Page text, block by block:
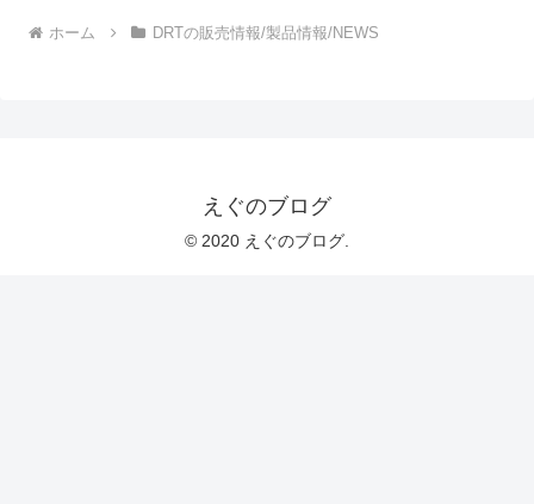
ホーム DRTの販売情報/製品情報/NEWS
えぐのブログ
© 2020 えぐのブログ.